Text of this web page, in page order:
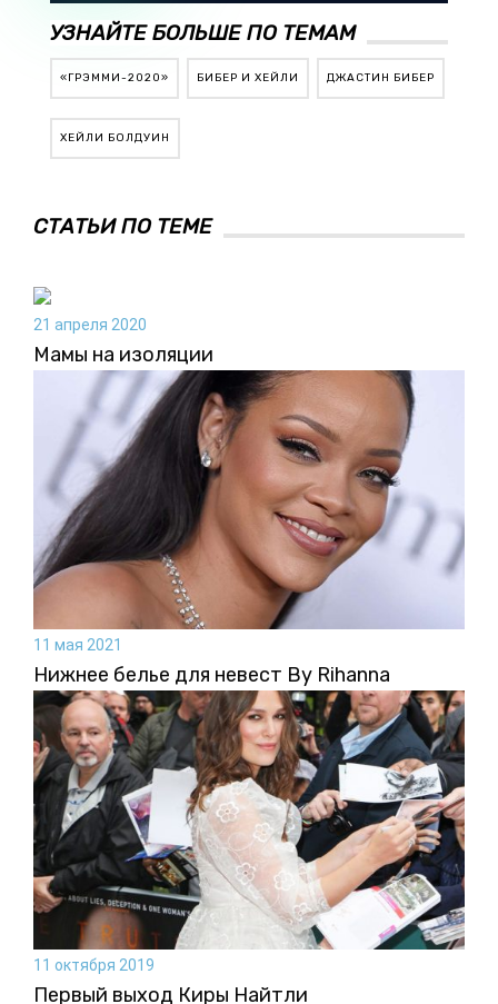
УЗНАЙТЕ БОЛЬШЕ ПО ТЕМАМ
«ГРЭММИ-2020» БИБЕР И ХЕЙЛИ ДЖАСТИН БИБЕР
ХЕЙЛИ БОЛДУИН
СТАТЬИ ПО ТЕМЕ
21 апреля 2020
Мамы на изоляции
11 мая 2021
Нижнее белье для невест By Rihanna
11 октября 2019
Первый выход Киры Найтли